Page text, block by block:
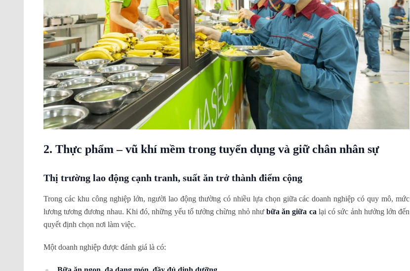
2. Thực phẩm – vũ khí mềm trong tuyển dụng và giữ chân nhân sự
Thị trường lao động cạnh tranh, suất ăn trở thành điểm cộng
Trong các khu công nghiệp lớn, người lao động thường có nhiều lựa chọn giữa các doanh nghiệp có quy mô, mức
lương tương đương nhau. Khi đó, những yếu tố tưởng chừng nhỏ như bữa ăn giữa ca lại có sức ảnh hưởng lớn đến
quyết định chọn nơi làm việc.
Một doanh nghiệp được đánh giá là có: